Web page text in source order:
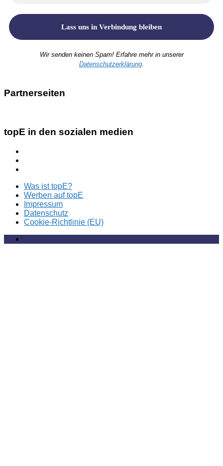
Wir senden keinen Spam! Erfahre mehr in unserer
Datenschutzerklärung
Partnerseiten
topE in den sozialen medien
Was ist topE?
Werben auf topE
Impressum
Datenschutz
Cookie-Richtlinie (EU)